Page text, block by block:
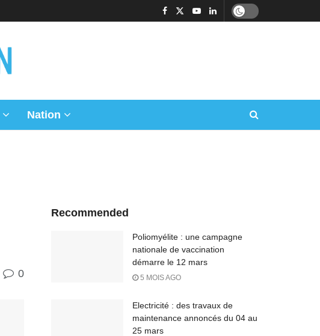
Nation
0
Recommended
Poliomyélite : une campagne
nationale de vaccination
démarre le 12 mars
5 MOIS AGO
Electricité : des travaux de
maintenance annoncés du 04 au
25 mars